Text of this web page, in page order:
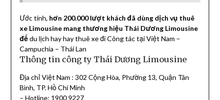
Ước tính, hơn 200.000 lượt khách đã dùng dịch vụ thuê
xe Limousine mang thương hiệu Thái Dương Limousine
đểdu lịch hay hay thuê xe đi Công tác tại Việt Nam –
Campuchia – Thái Lan
Thông tin công ty Thái Dương Limousine
Địa chỉ Việt Nam : 302 Cộng Hòa, Phường 13, Quận Tân
Bình, TP. Hồ Chí Minh
– Hotline: 1900 9227